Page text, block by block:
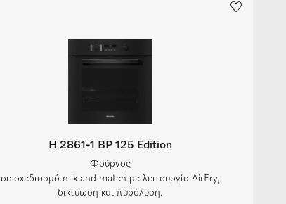
H 2861-1 BP 125 Edition
Φούρνος
σε σχεδιασμό mix and match με λειτουργία AirFry,
δικτύωση και πυρόλυση.